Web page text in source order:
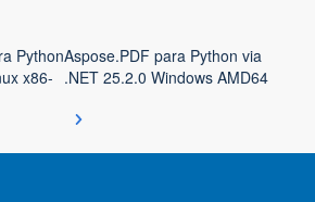
Python
x86-
Aspose.PDF para Python via
.NET 25.2.0 Windows AMD64